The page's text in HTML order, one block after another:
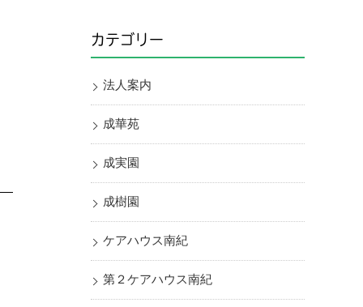
カテゴリー
法人案内
成華苑
成実園
成樹園
ケアハウス南紀
第２ケアハウス南紀